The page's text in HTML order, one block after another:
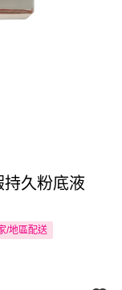
持久粉底液
/地區配送